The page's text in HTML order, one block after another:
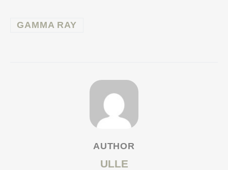
GAMMA RAY
AUTHOR
ULLE